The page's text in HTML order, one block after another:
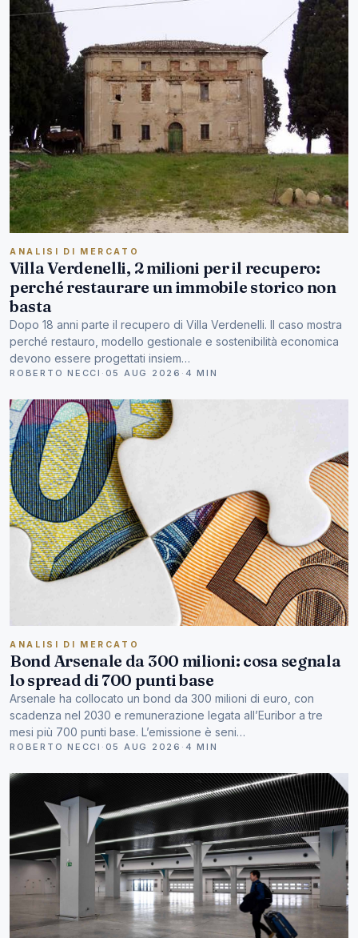
ANALISI DI MERCATO
Villa Verdenelli, 2 milioni per il recupero:
perché restaurare un immobile storico non
basta
Dopo 18 anni parte il recupero di Villa Verdenelli. Il caso mostra
perché restauro, modello gestionale e sostenibilità economica
devono essere progettati insiem…
ROBERTO NECCI · 05 AUG 2026 · 4 MIN
ANALISI DI MERCATO
Bond Arsenale da 300 milioni: cosa segnala
lo spread di 700 punti base
Arsenale ha collocato un bond da 300 milioni di euro, con
scadenza nel 2030 e remunerazione legata all’Euribor a tre
mesi più 700 punti base. L’emissione è seni…
ROBERTO NECCI · 05 AUG 2026 · 4 MIN